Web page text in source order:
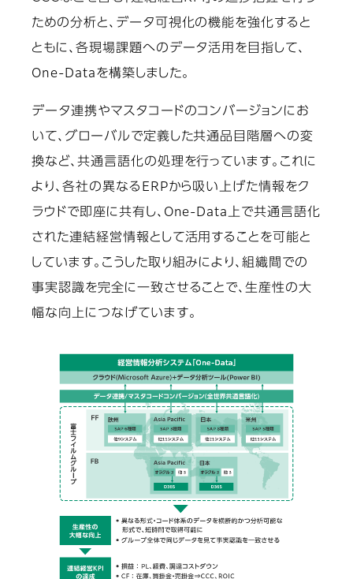
ための分析と、データ可視化の機能を強化すると
ともに、各現場課題へのデータ活用を目指して、
One-Dataを構築しました。
データ連携やマスタコードのコンバージョンにお
いて、グローバルで定義した共通品目階層への変
換など、共通言語化の処理を行っています。これに
より、各社の異なるERPから吸い上げた情報をク
ラウドで即座に共有し、One-Data上で共通言語化
された連結経営情報として活用することを可能と
しています。こうした取り組みにより、組織間での
事実認識を完全に一致させることで、生産性の大
幅な向上につなげています。